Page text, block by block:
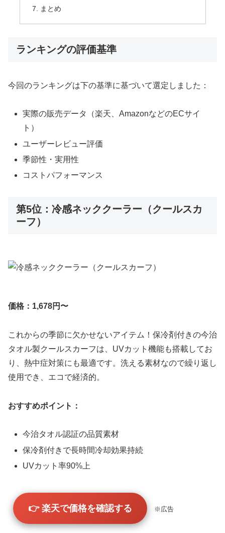
まとめ
ランキングの評価基準
今回のランキングは下の基準に基づいて選定しました：
実際の販売データ（楽天、AmazonなどのECサイ
ト）
ユーザーレビュー評価
季節性・実用性
コストパフォーマンス
第5位：冷感ネッククーラー（クールスカ
ーフ）
価格：1,678円〜
これからの季節に欠かせないアイテム！保冷剤付きの今治
タオル製クールスカーフは、UVカット機能も搭載してお
り、熱中症対策にも最適です。洗える素材なので繰り返し
使用でき、エコで経済的。
おすすめポイント：
今治タオル認証の品質素材
保冷剤付きで長時間冷却効果持続
UVカット率90%上
👉 楽天で価格を確認する ※広告